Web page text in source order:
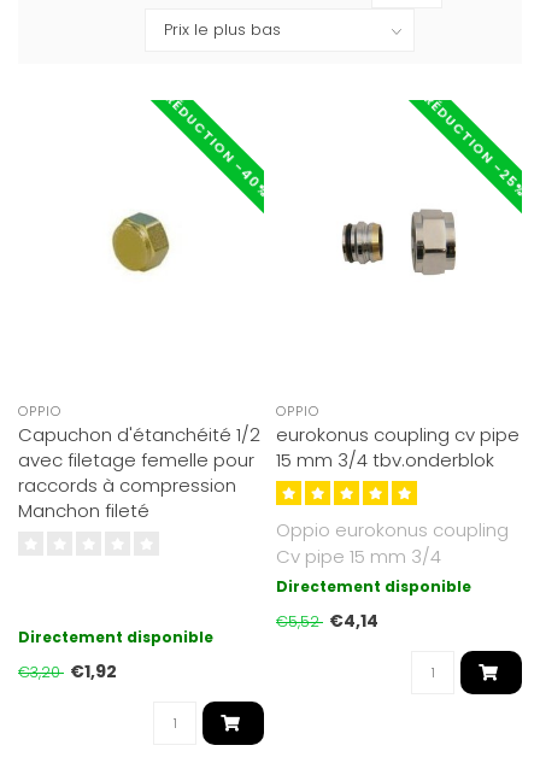
RÉDUCTION -40%
OPPIO
Capuchon d'étanchéité 1/2
avec filetage femelle pour
raccords à compression
Manchon fileté
Directement disponible
€3,20 €1,92
RÉDUCTION -25%
OPPIO
eurokonus coupling cv pipe
15 mm 3/4 tbv.onderblok
Oppio eurokonus coupling
Cv pipe 15 mm 3/4
tbv.onderblok
Directement disponible
€5,52 €4,14